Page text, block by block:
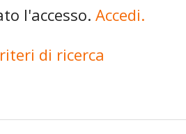
l'accesso. Accedi.
di ricerca